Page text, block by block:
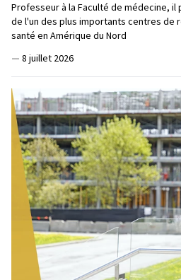
Professeur à la Faculté de médecine,
de l'un des plus importants centres de
santé en Amérique du Nord
— 8 juillet 2026